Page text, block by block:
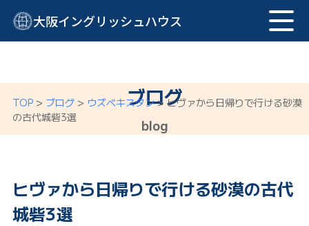
大阪イングリッシュハウス
TOP > ブログ > ウズベキスタン>ヒヴァから日帰りで行ける砂漠
の古代城砦3選
ブログ
blog
ヒヴァから日帰りで行ける砂漠の古代
城砦3選